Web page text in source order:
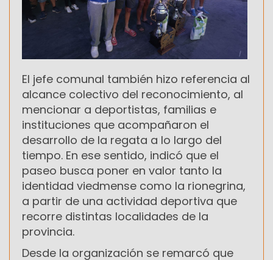
El jefe comunal también hizo referencia al
alcance colectivo del reconocimiento, al
mencionar a deportistas, familias e
instituciones que acompañaron el
desarrollo de la regata a lo largo del
tiempo. En ese sentido, indicó que el
paseo busca poner en valor tanto la
identidad viedmense como la rionegrina,
a partir de una actividad deportiva que
recorre distintas localidades de la
provincia.
Desde la organización se remarcó que